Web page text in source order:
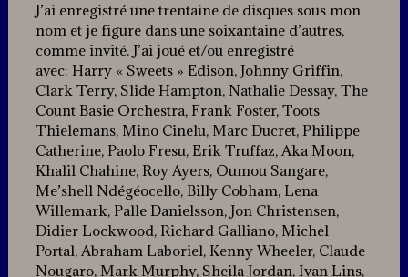
J’ai enregistré une trentaine de disques sous mon
nom et je figure dans une soixantaine d’autres,
comme invité. J’ai joué et/ou enregistré
avec: Harry « Sweets » Edison, Johnny Griffin,
Clark Terry, Slide Hampton, Nathalie Dessay, The
Count Basie Orchestra, Frank Foster, Toots
Thielemans, Mino Cinelu, Marc Ducret, Philippe
Catherine, Paolo Fresu, Erik Truffaz, Aka Moon,
Khalil Chahine, Roy Ayers, Oumou Sangare,
Me’shell Ndégéocello, Billy Cobham, Lena
Willemark, Palle Danielsson, Jon Christensen,
Didier Lockwood, Richard Galliano, Michel
Portal, Abraham Laboriel, Kenny Wheeler, Claude
Nougaro, Mark Murphy, Sheila Jordan, Ivan Lins,